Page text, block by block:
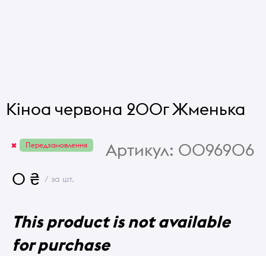
Кіноа червона 200г Жменька
Передзамовлення Артикул: 0096906
0 ₴ / за шт.
This product is not available
for purchase